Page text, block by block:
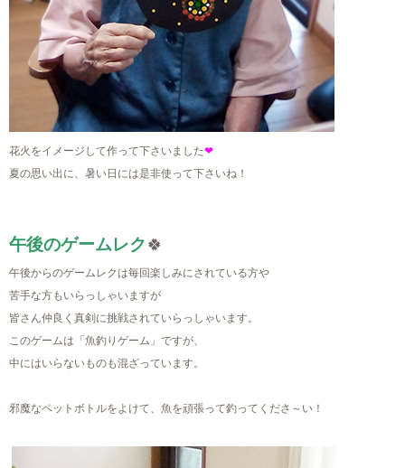
花火をイメージして作って下さいました❤
夏の思い出に、暑い日には是非使って下さいね！
午後のゲームレク 🍀
午後からのゲームレクは毎回楽しみにされている方や
苦手な方もいらっしゃいますが
皆さん仲良く真剣に挑戦されていらっしゃいます。
このゲームは「魚釣りゲーム」ですが、
中にはいらないものも混ざっています。
邪魔なペットボトルをよけて、魚を頑張って釣ってくださ～い！